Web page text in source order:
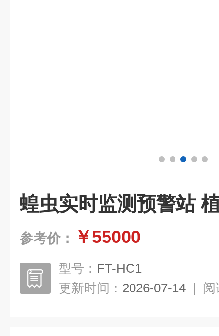
蝗虫实时监测预警站
参考价： ￥55000
型号： FT-HC1
更新时间： 2026-07-14 | 阅